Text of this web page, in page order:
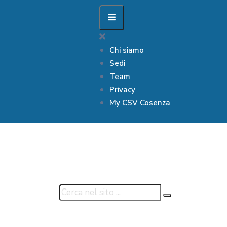
Chi siamo
Sedi
Team
Privacy
My CSV Cosenza